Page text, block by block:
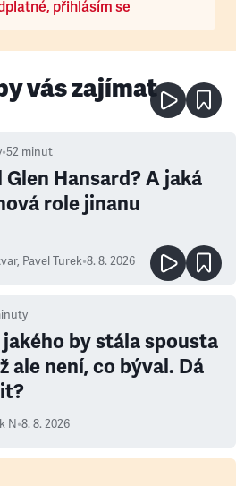
přihlásím se
vás zajímat
•52 minut
Hansard? A jaká
role jinanu
, Pavel Turek•8. 8. 2026
jakého by stála spousta
ale není, co býval. Dá
N•8. 8. 2026